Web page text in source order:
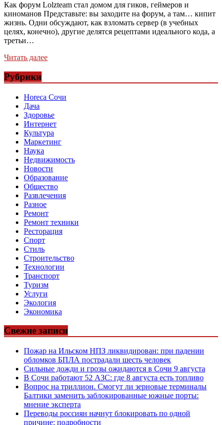
Как форум Lolzteam стал домом для гиков, геймеров и
киноманов Представьте: вы заходите на форум, а там… кипит
жизнь. Одни обсуждают, как взломать сервер (в учебных
целях, конечно), другие делятся рецептами идеального кода, а
третьи…
Читать далее
Рубрики
Horeca Сочи
Дача
Здоровье
Интернет
Культура
Маркетинг
Наука
Недвижимость
Новости
Образование
Общество
Развлечения
Разное
Ремонт
Ремонт техники
Ресторация
Спорт
Стиль
Строительство
Технологии
Транспорт
Туризм
Услуги
Экология
Экономика
Свежие записи
Пожар на Ильском НПЗ ликвидирован: при падении
обломков БПЛА пострадали шесть человек
Сильные дожди и грозы ожидаются в Сочи 9 августа
В Сочи работают 52 АЗС: где 8 августа есть топливо
Вопрос на триллион. Смогут ли зерновые терминалы
Балтики заменить заблокированные южные порты:
мнение эксперта
Переводы россиян начнут блокировать по одной
причине: подробности